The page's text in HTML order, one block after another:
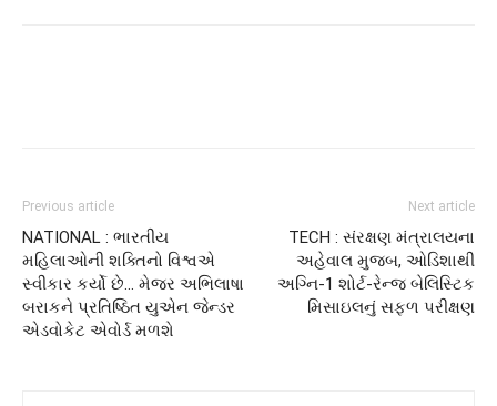
Previous article
NATIONAL : ભારતીય
મહિલાઓની શક્તિનો વિશ્વએ
સ્વીકાર કર્યો છે… મેજર અભિલાષા
બરાકને પ્રતિષ્ઠિત યુએન જેન્ડર
એડવોકેટ એવોર્ડ મળશે
Next article
TECH : સંરક્ષણ મંત્રાલયના
અહેવાલ મુજબ, ઓડિશાથી
અગ્નિ-1 શોર્ટ-રેન્જ બેલિસ્ટિક
મિસાઇલનું સફળ પરીક્ષણ